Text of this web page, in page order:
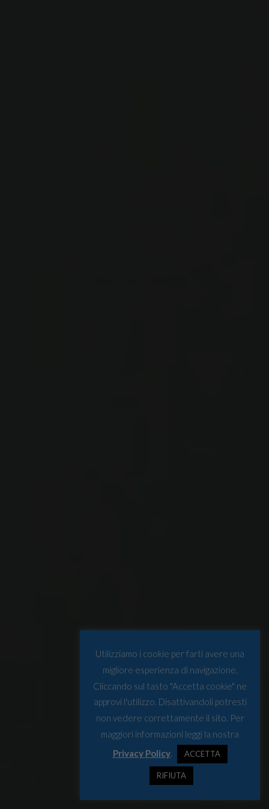
Utilizziamo i cookie per farti avere una
migliore esperienza di navigazione.
Cliccando sul tasto "Accetta cookie" ne
approvi l'utilizzo. Disattivandoli potresti
non vedere correttamente il sito. Per
maggiori informazioni leggi la nostra
Privacy Policy. ACCETTA
RIFIUTA